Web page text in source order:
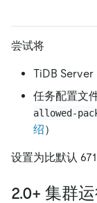
尝试将
TiDB Server
任务配置文
allowed-
绍）
设置为比默认
2.0+ 集群